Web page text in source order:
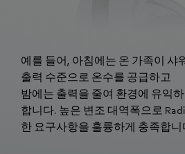
예를 들어, 아침에는 온 가족이 샤
출력 수준으로 온수를 공급하고
밤에는 출력을 줄여 환경에 유익
합니다. 높은 변조 대역폭으로
한 요구사항을 훌륭하게 충족합니